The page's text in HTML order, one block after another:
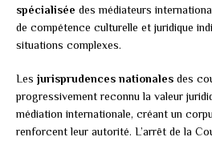
spécialisée des médiateurs
de compétence culturelle et juridique
situations complexes.
Les jurisprudences nationales des
progressivement reconnu la valeur
médiation internationale, créant un
renforcent leur autorité. L’arrêt de la